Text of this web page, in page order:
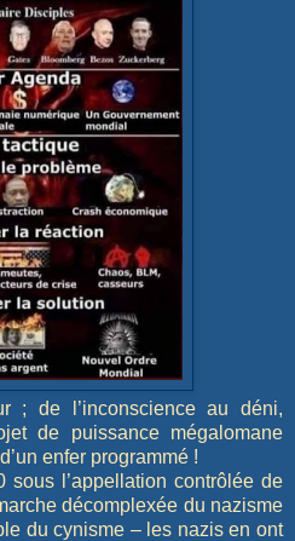
; de l’inconscience au déni,
de puissance mégalomane
enfer programmé !
l’appellation contrôlée de
décomplexée du nazisme
du cynisme – les nazis en ont